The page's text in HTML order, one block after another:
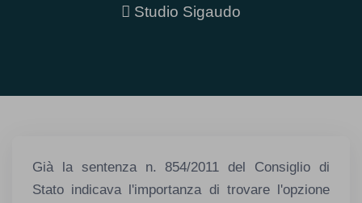
Studio Sigaudo
Già la sentenza n. 854/2011 del Consiglio di
Stato indicava l'importanza di trovare l'opzione